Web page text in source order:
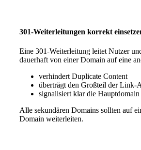
301-Weiterleitungen korrekt
Eine 301-Weiterleitung leitet Nutzer
dauerhaft von einer Domain auf eine
verhindert Duplicate Content
überträgt den Großteil der Link-
signalisiert klar die Hauptdomain
Alle sekundären Domains sollten auf
Domain weiterleiten.